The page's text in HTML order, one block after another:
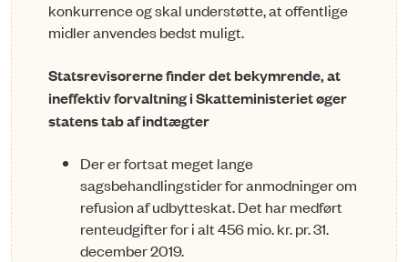
konkurrence og skal understøtte, at offentli­ge
midler anvendes bedst muligt.
Statsrevisorerne finder det bekymrende, at
ineffektiv forvaltning i Skat­teministeriet øger
statens tab af indtægter
Der er fortsat meget lange
sagsbehandlingstider for anmodninger om
refusion af udbytteskat. Det har medført
renteudgifter for i alt 456 mio. kr. pr. 31.
december 2019.